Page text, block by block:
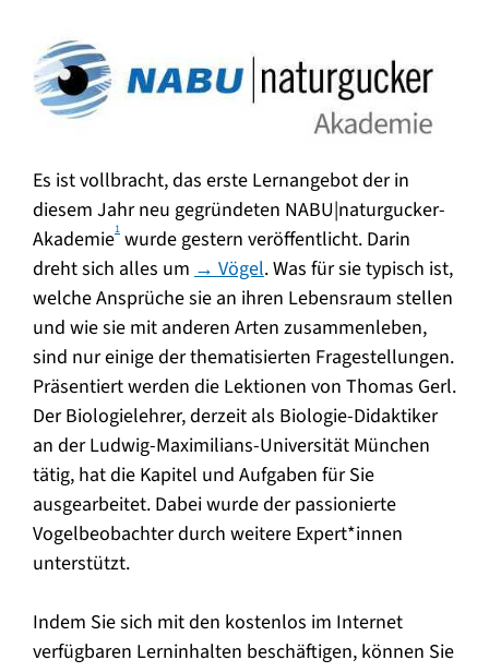
Es ist vollbracht, das erste Lernangebot der in
diesem Jahr neu gegründeten NABU|naturgucker-
Akademie1 wurde gestern veröffentlicht. Darin
dreht sich alles um → Vögel. Was für sie typisch ist,
welche Ansprüche sie an ihren Lebensraum stellen
und wie sie mit anderen Arten zusammenleben,
sind nur einige der thematisierten Fragestellungen.
Präsentiert werden die Lektionen von Thomas Gerl.
Der Biologielehrer, derzeit als Biologie-Didaktiker
an der Ludwig-Maximilians-Universität München
tätig, hat die Kapitel und Aufgaben für Sie
ausgearbeitet. Dabei wurde der passionierte
Vogelbeobachter durch weitere Expert*innen
unterstützt.
Indem Sie sich mit den kostenlos im Internet
verfügbaren Lerninhalten beschäftigen, können Sie